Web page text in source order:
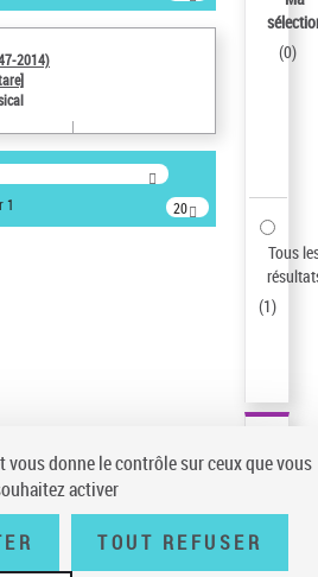
2014)
résultats/page
2014)
1
20
résultats/page
(0)
Tous
(1)
vous donne le contrôle sur ceux que vous
activer
TOUT REFUSER